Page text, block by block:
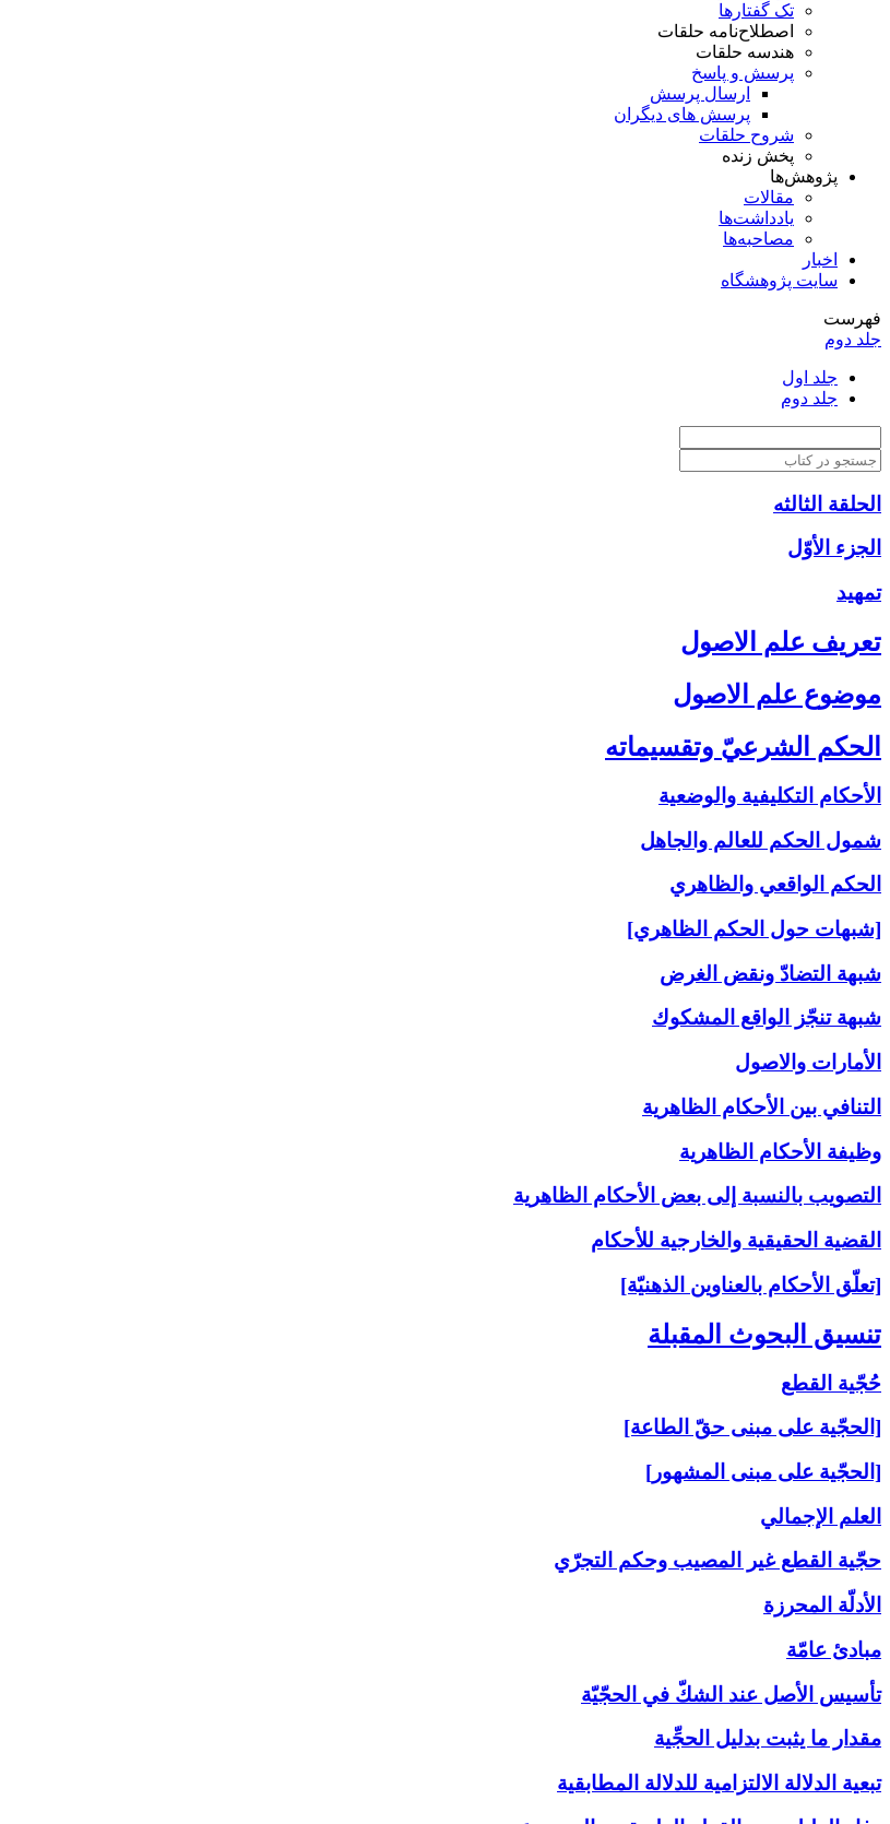
تک گفتارها
اصطلاح‌نامه حلقات
هندسه حلقات
پرسش و پاسخ
ارسال پرسش
پرسش های دیگران
شروح حلقات
پخش زنده
پژوهش‌ها
مقالات
یادداشت‌ها
مصاحبه‌ها
اخبار
سایت پژوهشگاه
فهرست
جلد دوم
جلد اول
جلد دوم
الحلقة الثالثه
الجزء الأوّل‏
تمهيد
تعريف علم الاصول‏
موضوع علم الاصول‏
الحكم الشرعيّ وتقسيماته‏
الأحكام التكليفية والوضعية
شمول الحكم للعالم والجاهل
الحكم الواقعي والظاهري
[شبهات حول الحكم الظاهري]
شبهة التضادّ ونقض الغرض
شبهة تنجّز الواقع المشكوك
الأمارات والاصول
التنافي بين الأحكام الظاهرية
وظيفة الأحكام الظاهرية
التصويب بالنسبة إلى‏ بعض الأحكام الظاهرية
القضية الحقيقية والخارجية للأحكام
[تعلّق الأحكام بالعناوين الذهنيّة]
تنسيق البحوث المقبلة
حُجّية القطع
[الحجّية على مبنى حقّ الطاعة]
[الحجّية على مبنى المشهور]
العلم الإجمالي
حجّية القطع غير المصيب وحكم التجرّي
الأدلّة المحرزة
مبادئ عامّة
تأسيس الأصل عند الشكّ في الحجّيّة
مقدار ما يثبت بدليل الحجِّية
تبعية الدلالة الالتزامية للدلالة المطابقية